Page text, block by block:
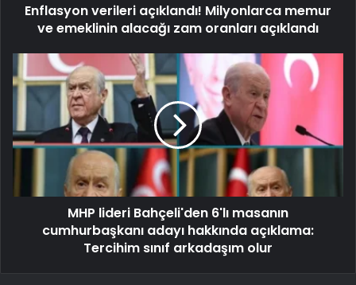
Enflasyon verileri açıklandı! Milyonlarca memur
ve emeklinin alacağı zam oranları açıklandı
MHP lideri Bahçeli'den 6'lı masanın
cumhurbaşkanı adayı hakkında açıklama:
Tercihim sınıf arkadaşım olur